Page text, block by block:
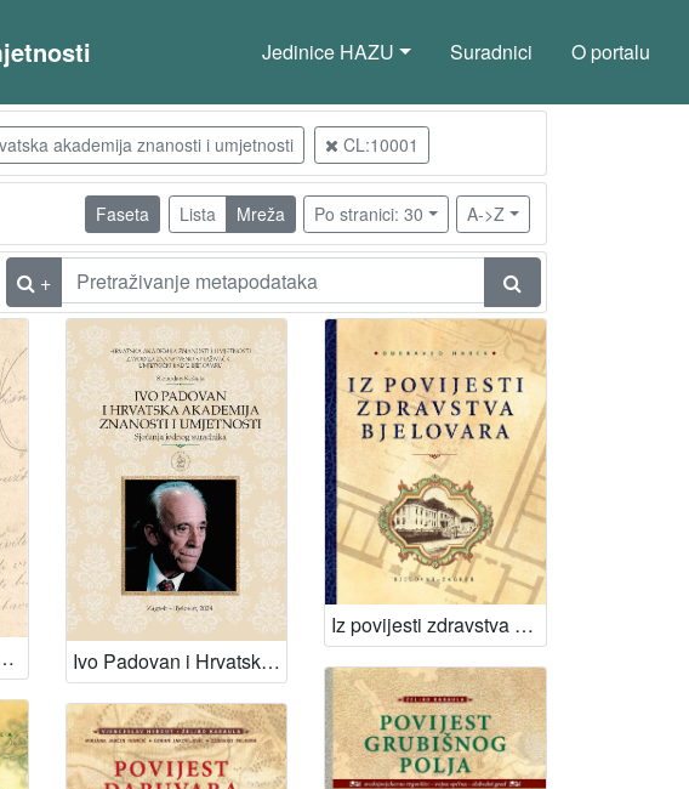
Jedinice HAZU Suradnici O portalu
akademija znanosti i umjetnosti CL:10001
Faseta Lista Mreža Po stranici: 30 A->Z
+
svjetskog rata 1945. / Ilija Pejić ; [glavni i odgovorni urednik Slobodan Kaštela] Ivo Padovan i Hrvatska akademija znanosti i umjetnosti : sjećanja jednog suradnika / Slobodan Kaštela
Iz povijesti zdravstva Bjelovara / Dubravko Habek ; [glavni i odgovorni urednik Slobodan Kaštela]